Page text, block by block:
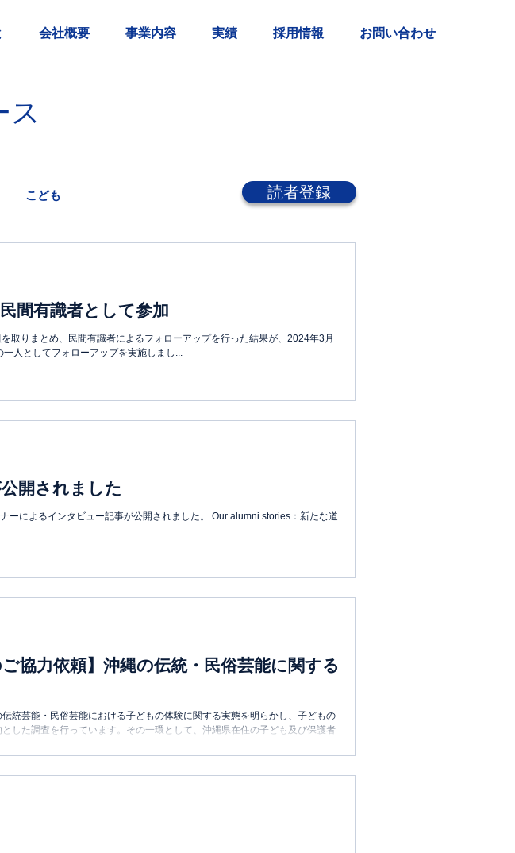
会社概要 事業内容 実績 採用情報 お問い合わせ
ス
こども
間有識者として参加
取りまとめ、民間有識者によるフォローアップを行った結果が、2024年3月
人としてフォローアップを実施しまし...
開されました
によるインタビュー記事が公開されました。 Our alumni stories：新たな道
協力依頼】沖縄の伝統・民俗芸能に関する
統芸能・民俗芸能における子どもの体験に関する実態を明らかし、子どもの
した調査を行っています。その一環として、沖縄県在住の子ども及び保護者
読者登録